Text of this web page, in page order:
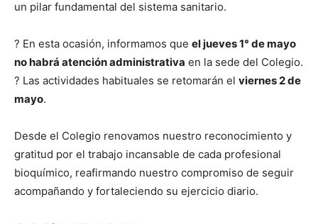
un pilar fundamental del sistema sanitario.
? En esta ocasión, informamos que el jueves 1° de mayo
no habrá atención administrativa en la sede del Colegio.
? Las actividades habituales se retomarán el viernes 2 de
mayo.
Desde el Colegio renovamos nuestro reconocimiento y
gratitud por el trabajo incansable de cada profesional
bioquímico, reafirmando nuestro compromiso de seguir
acompañando y fortaleciendo su ejercicio diario.